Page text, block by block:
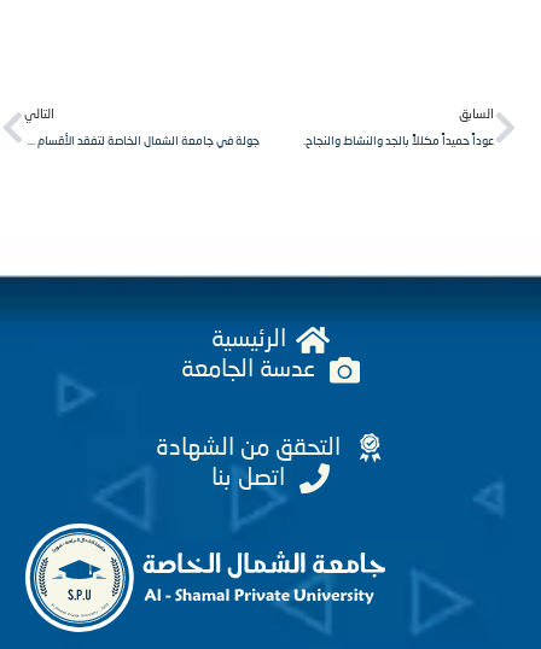
عوداً حميداً مكللاً بالجد والنشاط والنجاح. جولة في جامعة الشمال الخاصة لتفقد الأقسام التعليمية والإدارية
الرئيسية
عدسة الجامعة
التحقق من الشهادة
اتصل بنا